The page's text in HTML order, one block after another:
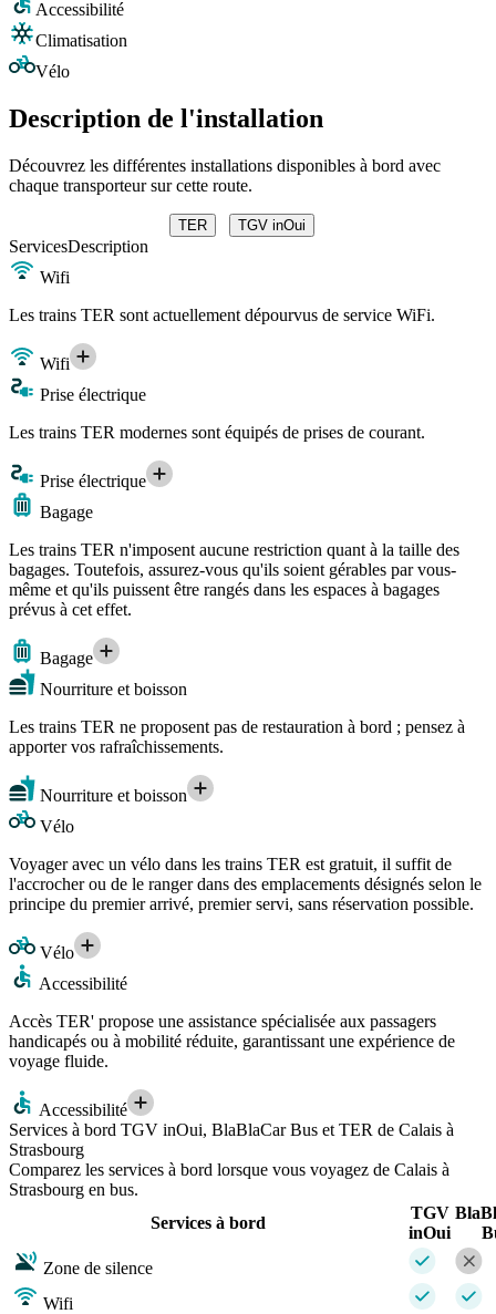
Accessibilité
Climatisation
Vélo
Description de l'installation
Découvrez les différentes installations disponibles à bord avec
chaque transporteur sur cette route.
TER TGV inOui
ServicesDescription
Wifi
Les trains TER sont actuellement dépourvus de service WiFi.
Wifi
Prise électrique
Les trains TER modernes sont équipés de prises de courant.
Prise électrique
Bagage
Les trains TER n'imposent aucune restriction quant à la taille des
bagages. Toutefois, assurez-vous qu'ils soient gérables par vous-
même et qu'ils puissent être rangés dans les espaces à bagages
prévus à cet effet.
Bagage
Nourriture et boisson
Les trains TER ne proposent pas de restauration à bord ; pensez à
apporter vos rafraîchissements.
Nourriture et boisson
Vélo
Voyager avec un vélo dans les trains TER est gratuit, il suffit de
l'accrocher ou de le ranger dans des emplacements désignés selon le
principe du premier arrivé, premier servi, sans réservation possible.
Vélo
Accessibilité
Accès TER' propose une assistance spécialisée aux passagers
handicapés ou à mobilité réduite, garantissant une expérience de
voyage fluide.
Accessibilité
Services à bord TGV inOui, BlaBlaCar Bus et TER de Calais à
Strasbourg
Comparez les services à bord lorsque vous voyagez de Calais à
Strasbourg en bus.
Services à bord
TGV
inOui
Zone de silence
Wifi